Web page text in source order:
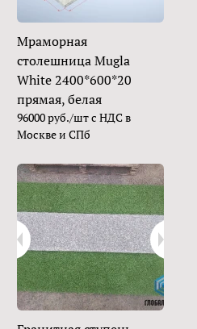
Мраморная
столешница Mugla
White 2400*600*20
прямая, белая
96000 руб./шт с НДС в
Москве и СПб